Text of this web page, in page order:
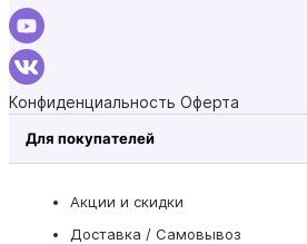
Конфиденциальность Оферта
Для покупателей
Акции и скидки
Доставка / Самовывоз